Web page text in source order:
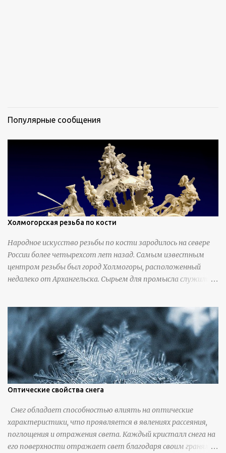
Популярные сообщения
Холмогорская резьба по кости
Народное искусство резьбы по кости зародилось на севере
России более четырехсот лет назад. Самым известным
центром резьбы был город Холмогоры, расположенный
недалеко от Архангельска. Сырьем для промысла служили
облагораживая ее специальной обработкой и тонировкой. В
19 веке резчики также использовали дорогую импортную
слоновую кость для важных заказов. Ажурная ваза
яйцевидной формы с аллегориями времен года - сценами
сбора урожая, сбора фруктов, свадьбы и пожара; кость,
высота 31 см, Н. С. Верещагин, 18 век, из собрания
Государственного Эрмитажа. Кружка с портретами
Дудин О. Х., 18 век, из собрания Государственного Эрмитажа.
Панно с изображением церкви Святых Петра и Павла,
моржовая слоновая кость, Холмогоры, 18 век. Шахматный
набор "Рыцари против турок" в шкатулке из моржовой
Оптические свойства снега
Снег обладает способностью влиять на оптические
характеристики, что проявляется в явлениях рассеяния,
поглощения и отражения света. Каждый кристалл снега на
его поверхности отражает свет благодаря своим граням,